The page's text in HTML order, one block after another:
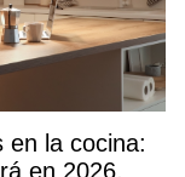
en la cocina:
en 2026,